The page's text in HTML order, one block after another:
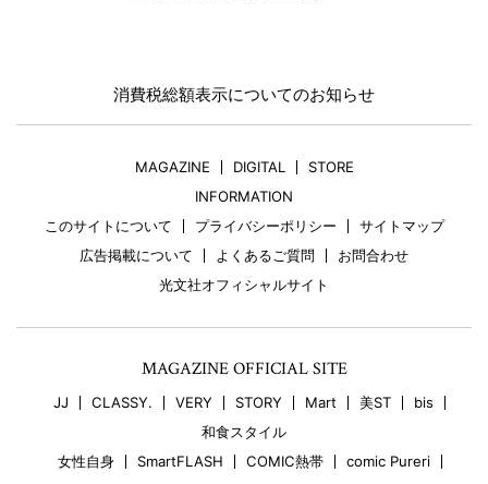
消費税総額表示についてのお知らせ
MAGAZINE DIGITAL
STORE
INFORMATION
このサイトについて
プライバシーポリシー
サイトマップ
広告掲載について
よくあるご質問
お問合わせ
光文社オフィシャルサイト
MAGAZINE OFFICIAL SITE
JJ CLASSY. VERY STORY Mart 美ST
bis
和食スタイル
女性自身
SmartFLASH COMIC熱帯
comic Pureri